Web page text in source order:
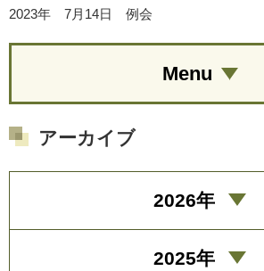
2023年 7月14日 例会
Menu
アーカイブ
2026年
2025年